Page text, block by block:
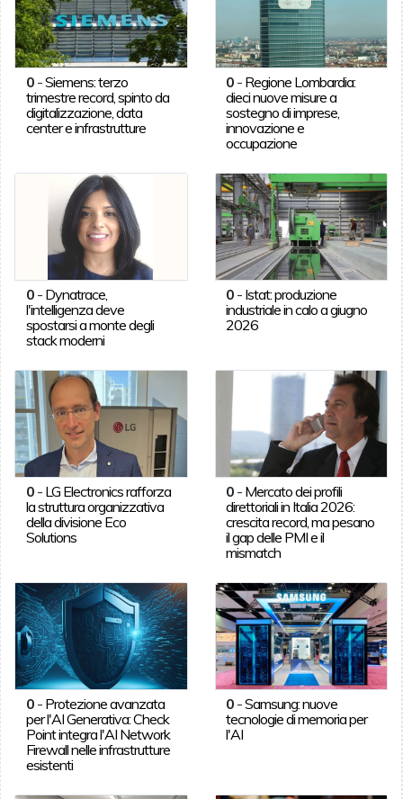
0-Siemens: terzo
trimestre record, spinto da
digitalizzazione, data
center e infrastrutture
0 - Regione Lombardia:
dieci nuove misure a
sostegno di imprese,
innovazione e
occupazione
0- Dynatrace,
l'intelligenza deve
spostarsi a monte degli
stack moderni
0 - Istat: produzione
industriale in calo a giugno
2026
0- LG Electronics rafforza
la struttura organizzativa
della divisione Eco
Solutions
0 - Mercato dei profili
direttoriali in Italia 2026:
crescita record, ma pesano
il gap delle PMI e il
mismatch
0- Protezione avanzata
per l'AI Generativa: Check
Point integra l'AI Network
Firewall nelle infrastrutture
esistenti
0 -Samsung: nuove
tecnologie di memoria per
l'AI